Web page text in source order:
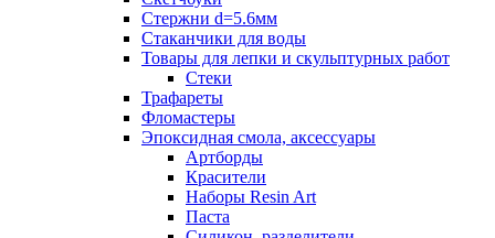
Стержни d=5.6мм
Стаканчики для воды
Товары для лепки и скульптурных работ
Стеки
Трафареты
Фломастеры
Эпоксидная смола, аксессуары
Артборды
Красители
Наборы Resin Art
Паста